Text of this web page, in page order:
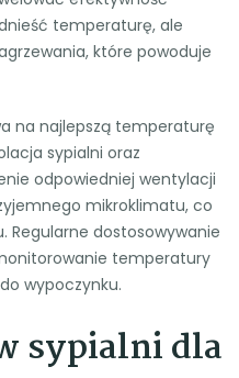
temperaturę, ale
które powoduje
na najlepszą temperaturę
sypialni oraz
odpowiedniej wentylacji
mikroklimatu, co
Regularne dostosowywanie
temperatury
wypoczynku.
sypialni dla